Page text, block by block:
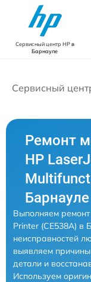
Сервисный центр HPв
Барнауле
Сервисный
Ремонт
HP
Барнауле
Выполняем
Printer (CE538A) в
неисправностей
выявляем
детали и
Используем